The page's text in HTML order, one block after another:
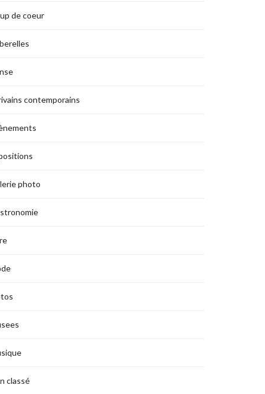
de coeur
contemporains
photo
classé